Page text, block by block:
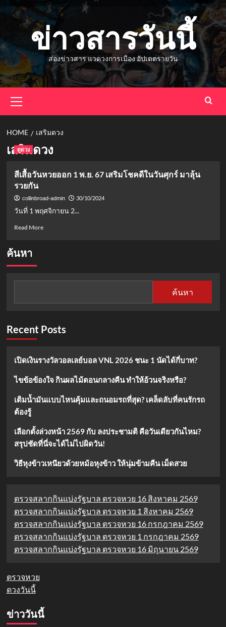
Skip
ข่าวสารวันนี้
ส่องข่าวสาร แวดวงการเมือง อัปเดตรายวัน
Menu
HOME เสริมดวง
เสริมดวง
ดูดวง
สีเสื้อวันหวยออก 1 พ.ย. 67 เสริมโชคดีในวันศุกร์ มาลุ้น
รวยกัน
collinbroad-admin 30/10/2024
วันที่ 1 พฤศจิกายน 2...
Read MoreRead
หวย
1
เสริม
ใน
ศุกร์
ลุ้น
ค้นหา
ค้นหา
Recent Posts
เปิดเงินรางวัลวอลเลย์บอล VNL 2026 ชนะ 1 นัดได้กี่บาท?
ไขข้อข้องใจ กินผลไม้ตอนกลางคืน ทำให้อ้วนจริงหรือ?
เติมน้ำมันแบบไหนคุ้มและถนอมรถที่สุด? เคล็ดลับที่คนรักรถ
ต้องรู้
เลือกตั้งล่วงหน้า 2569 กับ ลงประชามติ คือวันเดียวกันไหม?
สรุปชัดที่นี่จะได้ไม่ไปผิดวัน!
วิธีหุงข้าวเหนียวด้วยหม้อหุงข้าว ให้นุ่มข้ามคืน เม็ดสวย
ตรวจสลากกินแบ่งรัฐบาล ตรวจหวย 16 สิงหาคม 2569
ตรวจสลากกินแบ่งรัฐบาล ตรวจหวย 1 สิงหาคม 2569
ตรวจสลากกินแบ่งรัฐบาล ตรวจหวย 16 กรกฎาคม 2569
ตรวจสลากกินแบ่งรัฐบาล ตรวจหวย 1 กรกฎาคม 2569
ตรวจสลากกินแบ่งรัฐบาล ตรวจหวย 16 มิถุนายน 2569
ตรวจหวย
ดวงวันนี้
ข่าววันนี้